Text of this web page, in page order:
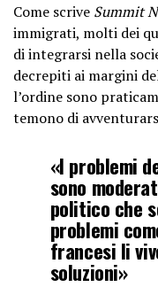
Come scrive Summit
immigrati, molti dei
di integrarsi nella
decrepiti ai margini
l’ordine sono
temono di
«I problemi
sono
politico che
problemi
francesi li
soluzioni»